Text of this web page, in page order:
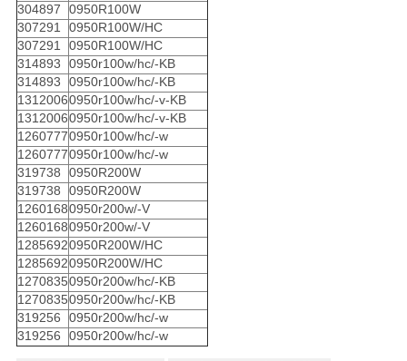
304897
0950R100W
307291
0950R100W/HC
307291
0950R100W/HC
314893
0950r100w/hc/-KB
314893
0950r100w/hc/-KB
13120060950r100w/hc/-v-KB
13120060950r100w/hc/-v-KB
12607770950r100w/hc/-w
12607770950r100w/hc/-w
319738
0950R200W
319738
0950R200W
12601680950r200w/-V
12601680950r200w/-V
12856920950R200W/HC
12856920950R200W/HC
12708350950r200w/hc/-KB
12708350950r200w/hc/-KB
319256
0950r200w/hc/-w
319256
0950r200w/hc/-w